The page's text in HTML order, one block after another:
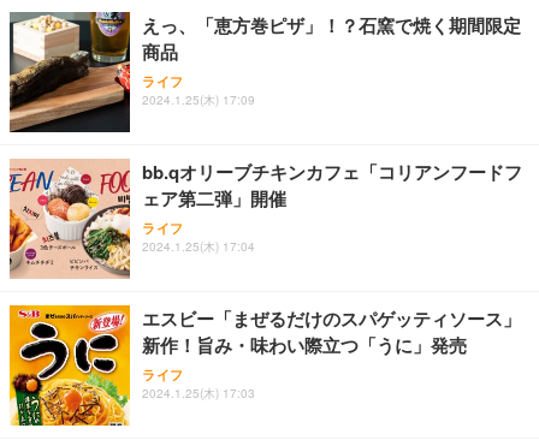
Sezlife オフィスチェア デスクチェア 疲れない テレ
ワーク チェア 強化バックレスト 30度ロッキング機
能 人間工学 椅子 腰サポート 90度跳ね上げ式アーム
務用 おしゃれ パソコンチェア (ブラック)
Sezlife オフィスチェア デスクチェア 疲れない テレ
ワーク チェア 強化バックレスト 30度ロッキング機
能 人間工学 椅子 腰サポート 90度跳ね上げ式アーム
務用 おしゃれ パソコンチェア (ホワイト)
ANDWINT オフィスチェア デスクチェア 肘なし メ
ッシュ 通気性 ランバーサポート付き 腰サポート ガ
ス圧無段階昇降 360度回転 キャスター付き コンパク
【純正品】27"ゲーミングモニター DualSense 充電
フック付き（CFI-ZDM1J）
【整備済み品】Dell E2724HS 27インチ 液晶モニタ
ー フルHD（1920×1080）VA 非光沢 HDMI/DisplayP
ort/VGA スピーカー内蔵 高さ調整 スイベル VESA対
【MiniLED/24.5inch/280Hz/FHD】GRAPHT THE S
HOOTER Gaming Monitor 24” Essential ゲーミン
グモニター QD 24.5インチ 1ms FHD 量子ドット 残
ネオ・ルーライフ ネオ・オムツ L 中型犬用 26枚入
り 単品
Smart Basic(スマートベーシック) 【Amazon.co.jp
限定】 Smart Basic アイリスオーヤマ ペットシーツ
超厚型 お徳用 ワイド 100枚入 (x 1) (ケース販売)
アイリスオーヤマ ペットシーツ 超厚型 お徳用 レギ
ュラー 200枚入【Amazon.co.jp限定】
えっ、「恵方巻ピザ」！？石窯で焼く期間限定
商品
ライフ
2024.1.25(木) 17:09
bb.qオリーブチキンカフェ「コリアンフードフ
ェア第二弾」開催
ライフ
2024.1.25(木) 17:04
エスビー「まぜるだけのスパゲッティソース」
新作！旨み・味わい際立つ「うに」発売
ライフ
2024.1.25(木) 17:03